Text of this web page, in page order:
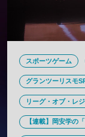
スポーツゲーム
グランツーリスモ
リーグ・オブ・レ
【連載】岡安学の